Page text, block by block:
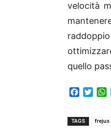
velocità
quello
e
t
t
TAGS frejus